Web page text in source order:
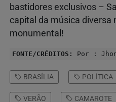
bastidores exclusivos –
capital da música diversa
monumental!
FONTE/CRÉDITOS: Por :
BRASÍLIA POLÍTICA
VERÃO CAMAROTE